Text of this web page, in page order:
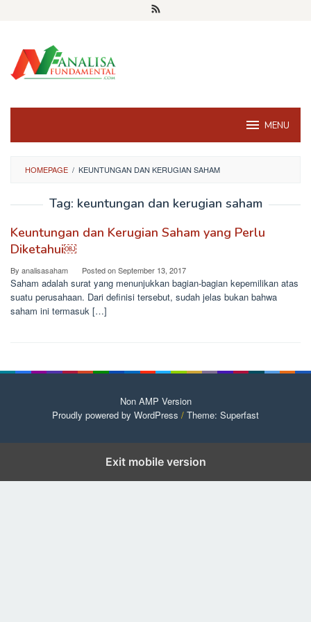
MENU
HOMEPAGE / KEUNTUNGAN DAN KERUGIAN SAHAM
Tag: keuntungan dan kerugian saham
Keuntungan dan Kerugian Saham yang Perlu
Diketahui￼
By analisasaham Posted onSeptember 13, 2017
Saham adalah surat yang menunjukkan bagian-bagian kepemilikan atas
suatu perusahaan. Dari definisi tersebut, sudah jelas bukan bahwa
saham ini termasuk […]
Non AMP Version
Proudly powered by WordPress / Theme: Superfast
Exit mobile version